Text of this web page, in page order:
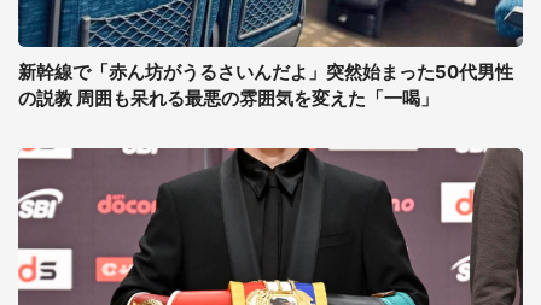
新幹線で「赤ん坊がうるさいんだよ」突然始まった50代男性
の説教 周囲も呆れる最悪の雰囲気を変えた「一喝」